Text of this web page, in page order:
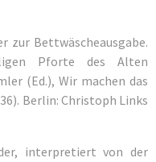
zur Bettwäscheausgabe.
Pforte des Alten
(Ed.), Wir machen das
Berlin: Christoph Links
interpretiert von der